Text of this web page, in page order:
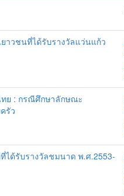
าวชนที่ได้รับรางวัลแว่นแก้ว
ทย : กรณีศึกษาลักษณะ
รัว
ได้รับรางวัลชมนาด พ.ศ.2553-